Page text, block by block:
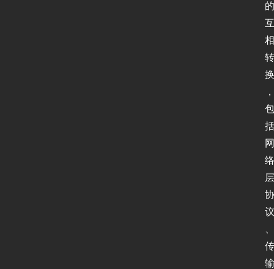
的
互
相
转
换
，
包
括
网
络
层
协
议
传
输